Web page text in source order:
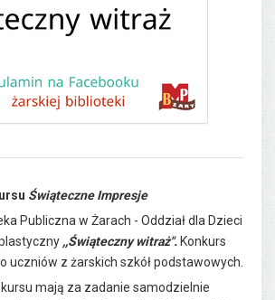
Świąteczne Impresje
Publiczna w Żarach - Oddział dla Dzieci
,,Świąteczny witraż". Konkurs
uczniów z żarskich szkół podstawowych.
mają za zadanie samodzielnie